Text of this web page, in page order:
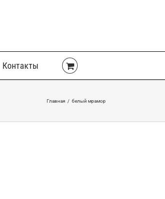
Контакты
Главная / белый мрамор